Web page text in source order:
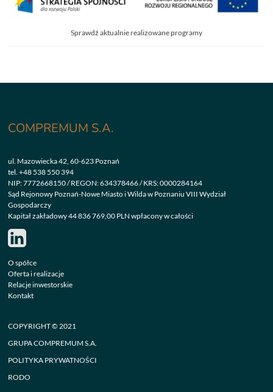
Sprawdź aktualnie realizowane programy
COMPREMUM S.A.
ul. Mazowiecka 42, 60-623 Poznań
tel.+48 538 550 394
NIP: 7772668150 / REGON: 634378466 / KRS: 0000284164
Sąd Rejonowy Poznań-Nowe Miasto i Wilda w Poznaniu VIII Wydział
Gospodarczy
Kapitał zakładowy 44 836 769,00 PLN wpłacony w całości
O spółce
Oferta i realizacje
Relacje inwestorskie
Kontakt
COPYRIGHT © 2021
GRUPA COMPREMUM S.A.
POLITYKA PRYWATNOŚCI
RODO